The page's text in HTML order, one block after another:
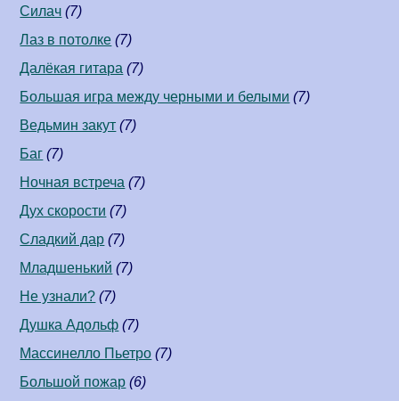
Силач (7)
Лаз в потолке (7)
Далёкая гитара (7)
Большая игра между черными и белыми (7)
Ведьмин закут (7)
Баг (7)
Ночная встреча (7)
Дух скорости (7)
Сладкий дар (7)
Младшенький (7)
Не узнали? (7)
Душка Адольф (7)
Массинелло Пьетро (7)
Большой пожар (6)